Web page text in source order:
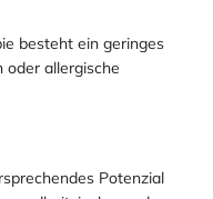
nicht durch
Sie könnten
betrachtet
oder allergische